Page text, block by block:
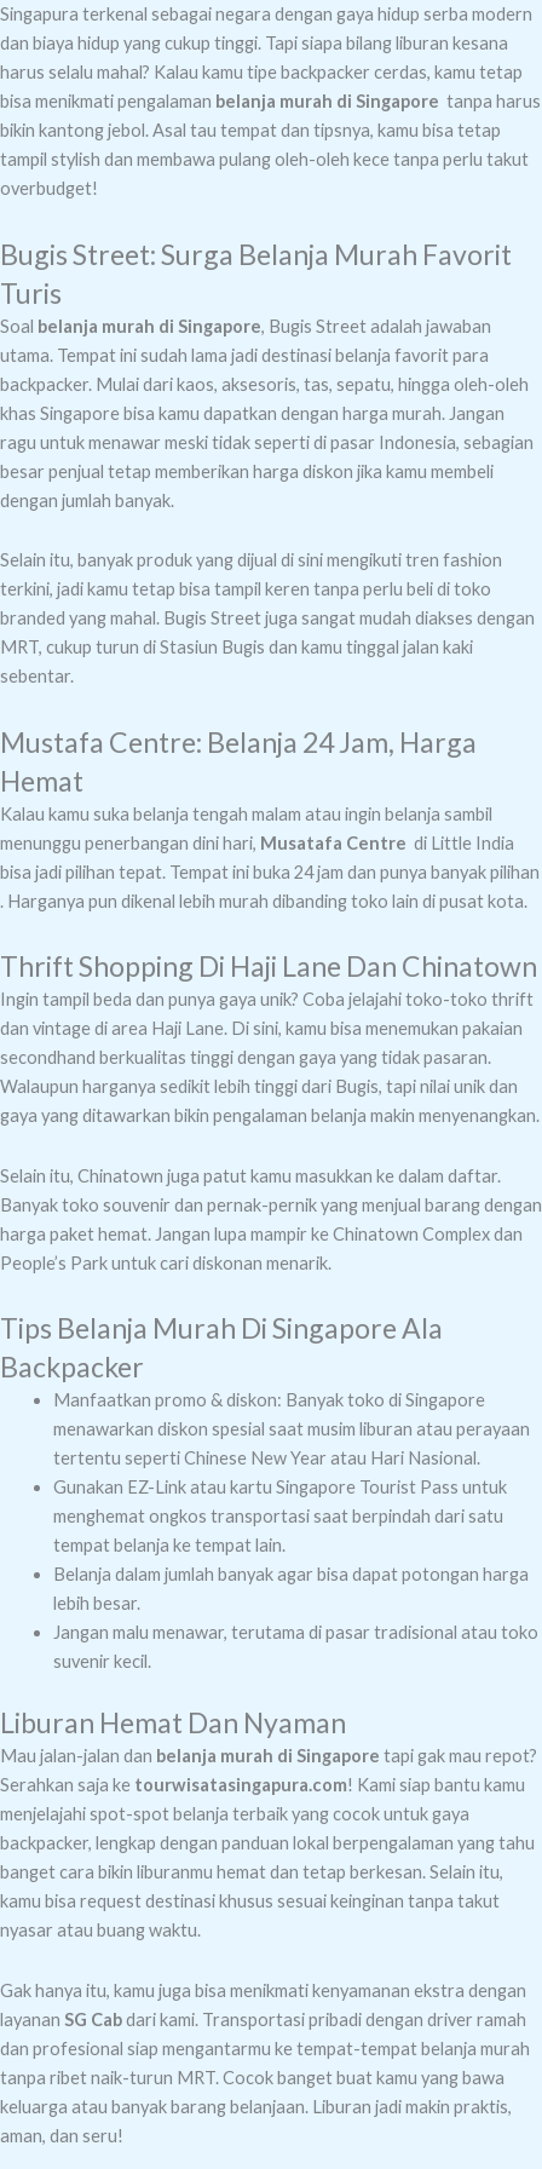
Singapura terkenal sebagai negara dengan gaya hidup serba modern
dan biaya hidup yang cukup tinggi. Tapi siapa bilang liburan kesana
harus selalu mahal? Kalau kamu tipe backpacker cerdas, kamu tetap
bisa menikmati pengalaman belanja murah di Singapore tanpa harus
bikin kantong jebol. Asal tau tempat dan tipsnya, kamu bisa tetap
tampil stylish dan membawa pulang oleh-oleh kece tanpa perlu takut
overbudget!
Bugis Street: Surga Belanja Murah Favorit
Turis
Soal belanja murah di Singapore, Bugis Street adalah jawaban
utama. Tempat ini sudah lama jadi destinasi belanja favorit para
backpacker. Mulai dari kaos, aksesoris, tas, sepatu, hingga oleh-oleh
khas Singapore bisa kamu dapatkan dengan harga murah. Jangan
ragu untuk menawar meski tidak seperti di pasar Indonesia, sebagian
besar penjual tetap memberikan harga diskon jika kamu membeli
dengan jumlah banyak.
Selain itu, banyak produk yang dijual di sini mengikuti tren fashion
terkini, jadi kamu tetap bisa tampil keren tanpa perlu beli di toko
branded yang mahal. Bugis Street juga sangat mudah diakses dengan
MRT, cukup turun di Stasiun Bugis dan kamu tinggal jalan kaki
sebentar.
Mustafa Centre: Belanja 24 Jam, Harga
Hemat
Kalau kamu suka belanja tengah malam atau ingin belanja sambil
menunggu penerbangan dini hari, Musatafa Centre di Little India
bisa jadi pilihan tepat. Tempat ini buka 24 jam dan punya banyak pilihan
. Harganya pun dikenal lebih murah dibanding toko lain di pusat kota.
Thrift Shopping Di Haji Lane Dan Chinatown
Ingin tampil beda dan punya gaya unik? Coba jelajahi toko-toko thrift
dan vintage di area Haji Lane. Di sini, kamu bisa menemukan pakaian
secondhand berkualitas tinggi dengan gaya yang tidak pasaran.
Walaupun harganya sedikit lebih tinggi dari Bugis, tapi nilai unik dan
gaya yang ditawarkan bikin pengalaman belanja makin menyenangkan.
Selain itu, Chinatown juga patut kamu masukkan ke dalam daftar.
Banyak toko souvenir dan pernak-pernik yang menjual barang dengan
harga paket hemat. Jangan lupa mampir ke Chinatown Complex dan
People’s Park untuk cari diskonan menarik.
Tips Belanja Murah Di Singapore Ala
Backpacker
Manfaatkan promo & diskon: Banyak toko di Singapore
menawarkan diskon spesial saat musim liburan atau perayaan
tertentu seperti Chinese New Year atau Hari Nasional.
Gunakan EZ-Link atau kartu Singapore Tourist Pass untuk
menghemat ongkos transportasi saat berpindah dari satu
tempat belanja ke tempat lain.
Belanja dalam jumlah banyak agar bisa dapat potongan harga
lebih besar.
Jangan malu menawar, terutama di pasar tradisional atau toko
suvenir kecil.
Liburan Hemat Dan Nyaman
Mau jalan-jalan dan belanja murah di Singapore tapi gak mau repot?
Serahkan saja ke tourwisatasingapura.com! Kami siap bantu kamu
menjelajahi spot-spot belanja terbaik yang cocok untuk gaya
backpacker, lengkap dengan panduan lokal berpengalaman yang tahu
banget cara bikin liburanmu hemat dan tetap berkesan. Selain itu,
kamu bisa request destinasi khusus sesuai keinginan tanpa takut
nyasar atau buang waktu.
Gak hanya itu, kamu juga bisa menikmati kenyamanan ekstra dengan
layanan SG Cabdari kami. Transportasi pribadi dengan driver ramah
dan profesional siap mengantarmu ke tempat-tempat belanja murah
tanpa ribet naik-turun MRT. Cocok banget buat kamu yang bawa
keluarga atau banyak barang belanjaan. Liburan jadi makin praktis,
aman, dan seru!